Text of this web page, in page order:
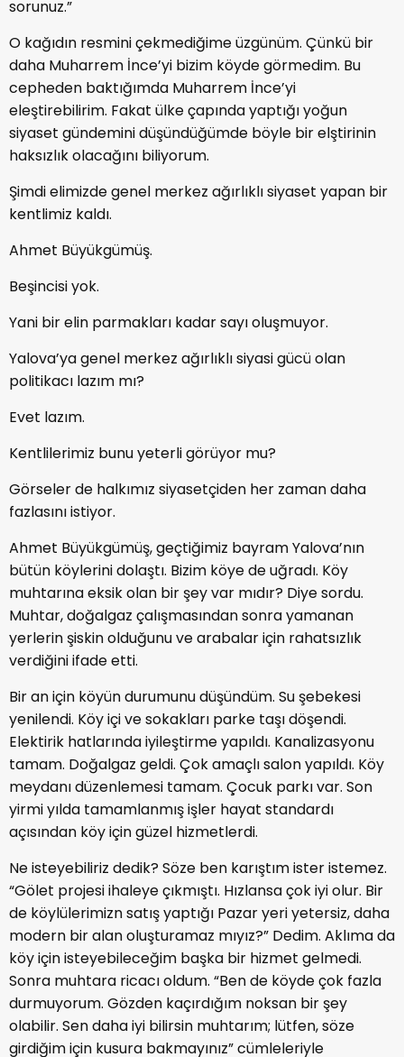
sorunuz.”
O kağıdın resmini çekmediğime üzgünüm. Çünkü bir
daha Muharrem İnce’yi bizim köyde görmedim. Bu
cepheden baktığımda Muharrem İnce’yi
eleştirebilirim. Fakat ülke çapında yaptığı yoğun
siyaset gündemini düşündüğümde böyle bir elştirinin
haksızlık olacağını biliyorum.
Şimdi elimizde genel merkez ağırlıklı siyaset yapan bir
kentlimiz kaldı.
Ahmet Büyükgümüş.
Beşincisi yok.
Yani bir elin parmakları kadar sayı oluşmuyor.
Yalova’ya genel merkez ağırlıklı siyasi gücü olan
politikacı lazım mı?
Evet lazım.
Kentlilerimiz bunu yeterli görüyor mu?
Görseler de halkımız siyasetçiden her zaman daha
fazlasını istiyor.
Ahmet Büyükgümüş, geçtiğimiz bayram Yalova’nın
bütün köylerini dolaştı. Bizim köye de uğradı. Köy
muhtarına eksik olan bir şey var mıdır? Diye sordu.
Muhtar, doğalgaz çalışmasından sonra yamanan
yerlerin şiskin olduğunu ve arabalar için rahatsızlık
verdiğini ifade etti.
Bir an için köyün durumunu düşündüm. Su şebekesi
yenilendi. Köy içi ve sokakları parke taşı döşendi.
Elektirik hatlarında iyileştirme yapıldı. Kanalizasyonu
tamam. Doğalgaz geldi. Çok amaçlı salon yapıldı. Köy
meydanı düzenlemesi tamam. Çocuk parkı var. Son
yirmi yılda tamamlanmış işler hayat standardı
açısından köy için güzel hizmetlerdi.
Ne isteyebiliriz dedik? Söze ben karıştım ister istemez.
“Gölet projesi ihaleye çıkmıştı. Hızlansa çok iyi olur. Bir
de köylülerimizn satış yaptığı Pazar yeri yetersiz, daha
modern bir alan oluşturamaz mıyız?” Dedim. Aklıma da
köy için isteyebileceğim başka bir hizmet gelmedi.
Sonra muhtara ricacı oldum. “Ben de köyde çok fazla
durmuyorum. Gözden kaçırdığım noksan bir şey
olabilir. Sen daha iyi bilirsin muhtarım; lütfen, söze
girdiğim için kusura bakmayınız” cümleleriyle